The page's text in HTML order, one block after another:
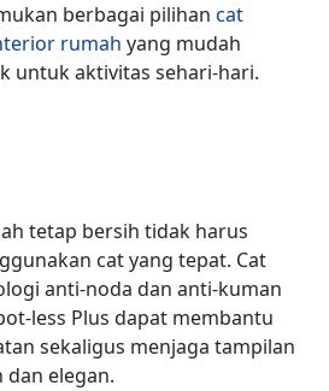
berbagai pilihan cat
rumah yang mudah
untuk aktivitas sehari-hari.
tetap bersih tidak harus
cat yang tepat. Cat
anti-noda dan anti-kuman
less Plus dapat membantu
sekaligus menjaga tampilan
elegan.